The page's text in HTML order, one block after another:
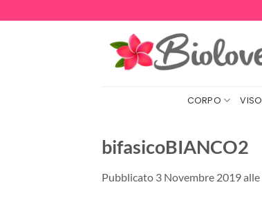
ai
CORPO VISO
bifasicoBIANCO2
Pubblicato 3 Novembre 2019alle